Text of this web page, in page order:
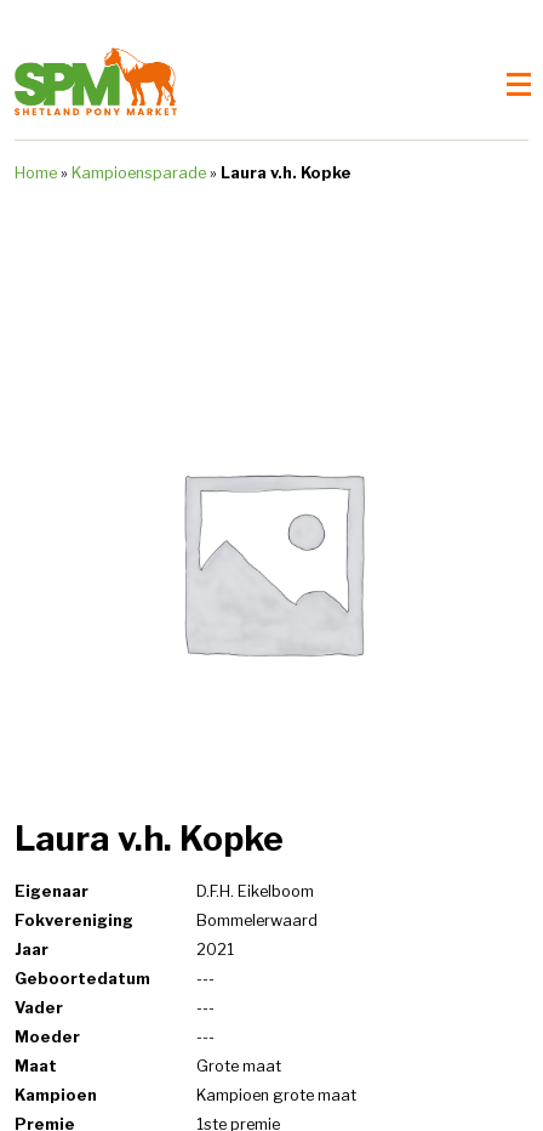
Home » Kampioensparade » Laura v.h. Kopke
Laura v.h. Kopke
Eigenaar
D.F.H. Eikelboom
Fokvereniging
Bommelerwaard
Jaar
2021
Geboortedatum
---
Vader
---
Moeder
---
Maat
Grote maat
Kampioen
Kampioen grote maat
Premie
1ste premie